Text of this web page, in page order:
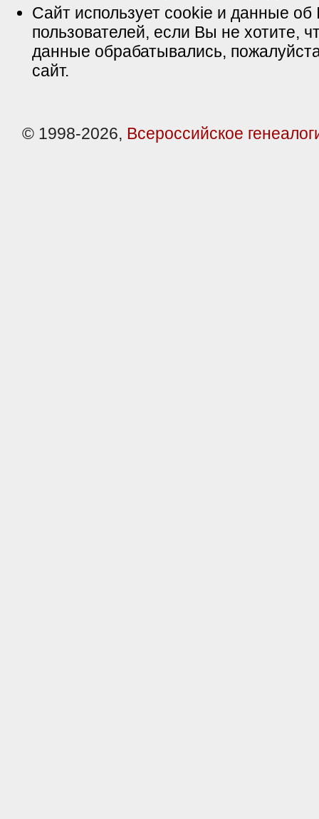
Сайт использует cookie и данные об
пользователей, если Вы не хотите,
данные обрабатывались,
сайт.
© 1998-2026, Всероссийское